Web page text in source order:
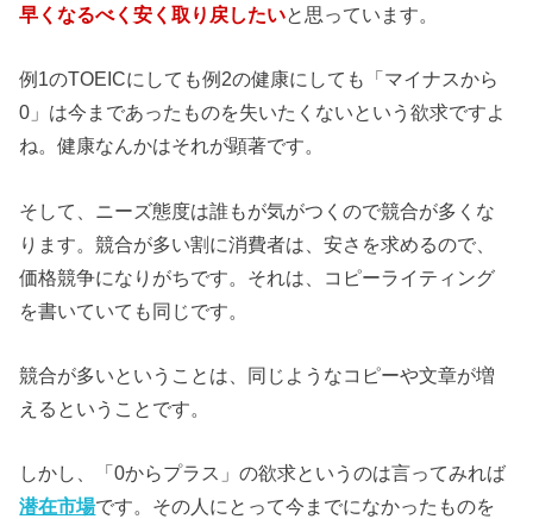
早くなるべく安く取り戻したいと思っています。
例1のTOEICにしても例2の健康にしても「マイナスから
0」は今まであったものを失いたくないという欲求ですよ
ね。健康なんかはそれが顕著です。
そして、ニーズ態度は誰もが気がつくので競合が多くな
ります。競合が多い割に消費者は、安さを求めるので、
価格競争になりがちです。それは、コピーライティング
を書いていても同じです。
競合が多いということは、同じようなコピーや文章が増
えるということです。
しかし、「0からプラス」の欲求というのは言ってみれば
潜在市場です。その人にとって今までになかったものを